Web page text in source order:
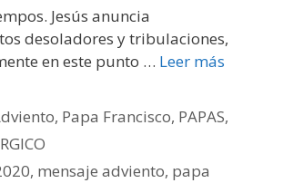
Jesús anuncia
desoladores y tribulaciones,
en este punto … Leer más
, Papa Francisco, PAPAS,
, mensaje adviento, papa